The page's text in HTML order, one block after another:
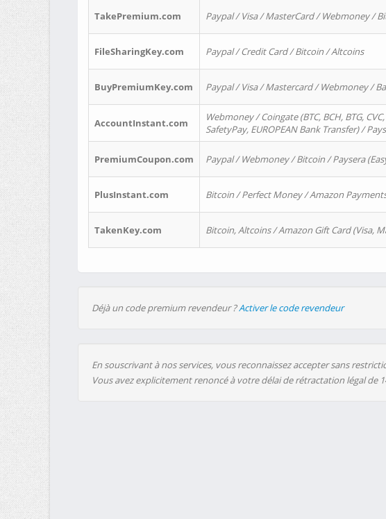
TakePremium.com Paypal / Visa / MasterCard / Webmoney /
FileSharingKey.com Paypal / Credit Card / Bitcoin / Altcoins
BuyPremiumKey.com Paypal / Visa / Mastercard / Webmoney /
AccountInstant.com
Webmoney / Coingate (BTC, BCH, BTG,
SafetyPay, EUROPEAN Bank Transfer) /
PremiumCoupon.com Paypal / Webmoney / Bitcoin / Paysera
PlusInstant.com Bitcoin / Perfect Money / Amazon
TakenKey.com Bitcoin, Altcoins / Amazon Gift Card (Visa,
Déjà un code premium revendeur ?Activer le code revendeur
En souscrivant à nos services, vous reconnaissez accepter sans
Vous avez explicitement renoncé à votre délai de rétractation légal